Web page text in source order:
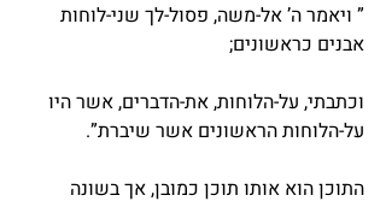
” ויאמר ה’ אל-משה, פסול-לך שני-לוחות
אבנים כראשונים;
וכתבתי, על-הלוחות, את-הדברים, אשר היו
על-הלוחות הראשונים אשר שיברת”.
התוכן הוא אותו תוכן כמובן, אך בשונה